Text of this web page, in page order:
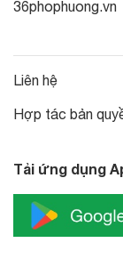
36phophuong.vn
Liên hệ
Hợp tác bản
Tải ứng dụng